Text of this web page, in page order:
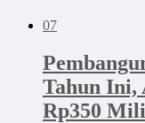
07
Tahun Ini,
Rp350